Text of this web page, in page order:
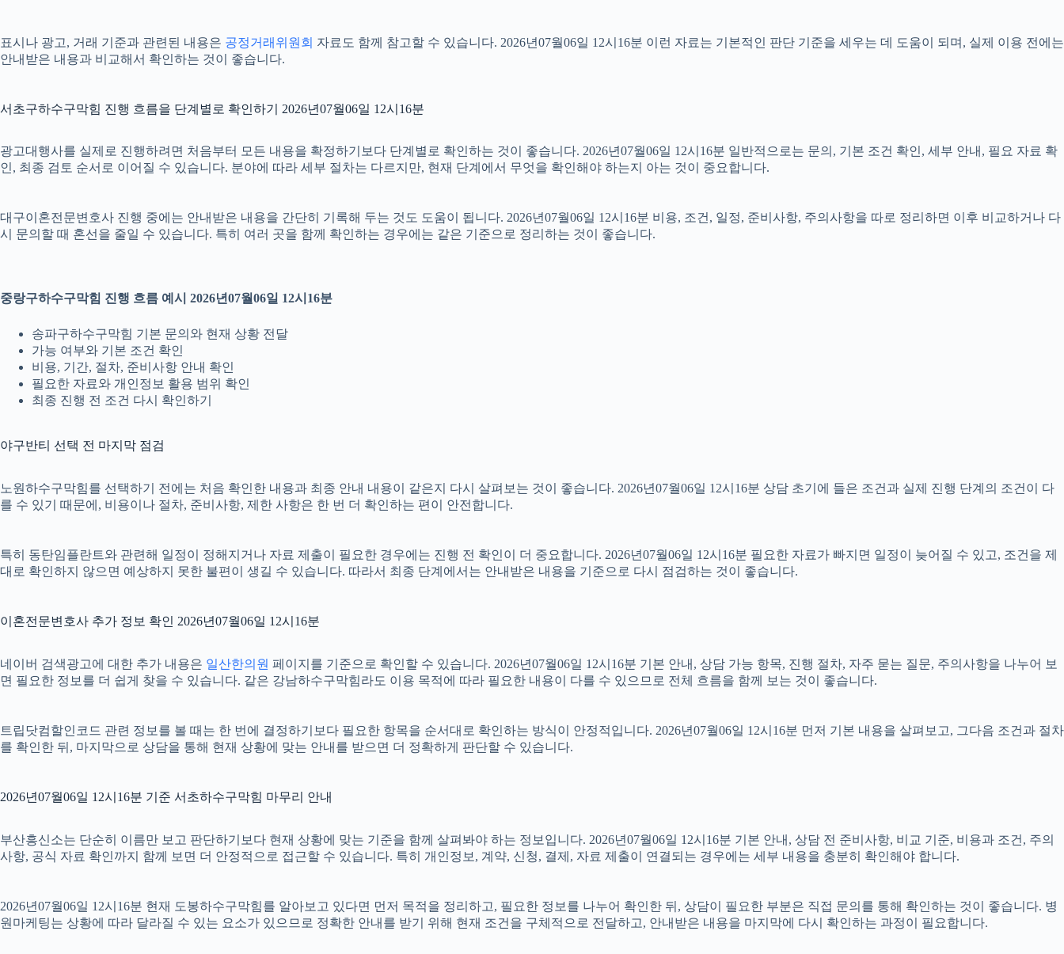
표시나 광고, 거래 기준과 관련된 내용은 공정거래위원회 자료도 함께 참고할 수 있습니다. 2026년07월06일 12시16분 이런 자료는 기본적인 판단 기준을 세우는 데 도움이 되며, 실제 이용 전에는
안내받은 내용과 비교해서 확인하는 것이 좋습니다.
서초구하수구막힘 진행 흐름을 단계별로 확인하기 2026년07월06일 12시16분
광고대행사를 실제로 진행하려면 처음부터 모든 내용을 확정하기보다 단계별로 확인하는 것이 좋습니다. 2026년07월06일 12시16분 일반적으로는 문의, 기본 조건 확인, 세부 안내, 필요 자료 확
인, 최종 검토 순서로 이어질 수 있습니다. 분야에 따라 세부 절차는 다르지만, 현재 단계에서 무엇을 확인해야 하는지 아는 것이 중요합니다.
대구이혼전문변호사 진행 중에는 안내받은 내용을 간단히 기록해 두는 것도 도움이 됩니다. 2026년07월06일 12시16분 비용, 조건, 일정, 준비사항, 주의사항을 따로 정리하면 이후 비교하거나 다
시 문의할 때 혼선을 줄일 수 있습니다. 특히 여러 곳을 함께 확인하는 경우에는 같은 기준으로 정리하는 것이 좋습니다.
중랑구하수구막힘 진행 흐름 예시 2026년07월06일 12시16분
송파구하수구막힘 기본 문의와 현재 상황 전달
가능 여부와 기본 조건 확인
비용, 기간, 절차, 준비사항 안내 확인
필요한 자료와 개인정보 활용 범위 확인
최종 진행 전 조건 다시 확인하기
야구반티 선택 전 마지막 점검
노원하수구막힘를 선택하기 전에는 처음 확인한 내용과 최종 안내 내용이 같은지 다시 살펴보는 것이 좋습니다. 2026년07월06일 12시16분 상담 초기에 들은 조건과 실제 진행 단계의 조건이 다
를 수 있기 때문에, 비용이나 절차, 준비사항, 제한 사항은 한 번 더 확인하는 편이 안전합니다.
특히 동탄임플란트와 관련해 일정이 정해지거나 자료 제출이 필요한 경우에는 진행 전 확인이 더 중요합니다. 2026년07월06일 12시16분 필요한 자료가 빠지면 일정이 늦어질 수 있고, 조건을 제
대로 확인하지 않으면 예상하지 못한 불편이 생길 수 있습니다. 따라서 최종 단계에서는 안내받은 내용을 기준으로 다시 점검하는 것이 좋습니다.
이혼전문변호사 추가 정보 확인 2026년07월06일 12시16분
네이버 검색광고에 대한 추가 내용은 일산한의원 페이지를 기준으로 확인할 수 있습니다. 2026년07월06일 12시16분 기본 안내, 상담 가능 항목, 진행 절차, 자주 묻는 질문, 주의사항을 나누어 보
면 필요한 정보를 더 쉽게 찾을 수 있습니다. 같은 강남하수구막힘라도 이용 목적에 따라 필요한 내용이 다를 수 있으므로 전체 흐름을 함께 보는 것이 좋습니다.
트립닷컴할인코드 관련 정보를 볼 때는 한 번에 결정하기보다 필요한 항목을 순서대로 확인하는 방식이 안정적입니다. 2026년07월06일 12시16분 먼저 기본 내용을 살펴보고, 그다음 조건과 절차
를 확인한 뒤, 마지막으로 상담을 통해 현재 상황에 맞는 안내를 받으면 더 정확하게 판단할 수 있습니다.
2026년07월06일 12시16분 기준 서초하수구막힘 마무리 안내
부산흥신소는 단순히 이름만 보고 판단하기보다 현재 상황에 맞는 기준을 함께 살펴봐야 하는 정보입니다. 2026년07월06일 12시16분 기본 안내, 상담 전 준비사항, 비교 기준, 비용과 조건, 주의
사항, 공식 자료 확인까지 함께 보면 더 안정적으로 접근할 수 있습니다. 특히 개인정보, 계약, 신청, 결제, 자료 제출이 연결되는 경우에는 세부 내용을 충분히 확인해야 합니다.
2026년07월06일 12시16분 현재 도봉하수구막힘를 알아보고 있다면 먼저 목적을 정리하고, 필요한 정보를 나누어 확인한 뒤, 상담이 필요한 부분은 직접 문의를 통해 확인하는 것이 좋습니다. 병
원마케팅는 상황에 따라 달라질 수 있는 요소가 있으므로 정확한 안내를 받기 위해 현재 조건을 구체적으로 전달하고, 안내받은 내용을 마지막에 다시 확인하는 과정이 필요합니다.